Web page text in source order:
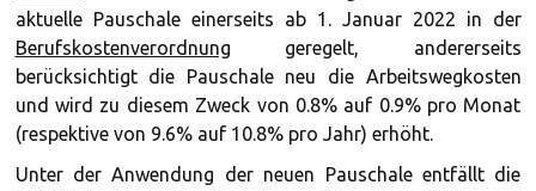
aktuelle Pauschale einerseits ab 1. Januar 2022 in der
Berufskostenverordnung geregelt, andererseits
berücksichtigt die Pauschale neu die Arbeitswegkosten
und wird zu diesem Zweck von 0.8% auf 0.9% pro Monat
(respektive von 9.6% auf 10.8% pro Jahr) erhöht.
Unter der Anwendung der neuen Pauschale entfällt die